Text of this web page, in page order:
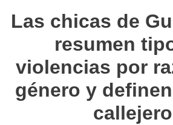
Las chicas de
resumen
violencias por
género y